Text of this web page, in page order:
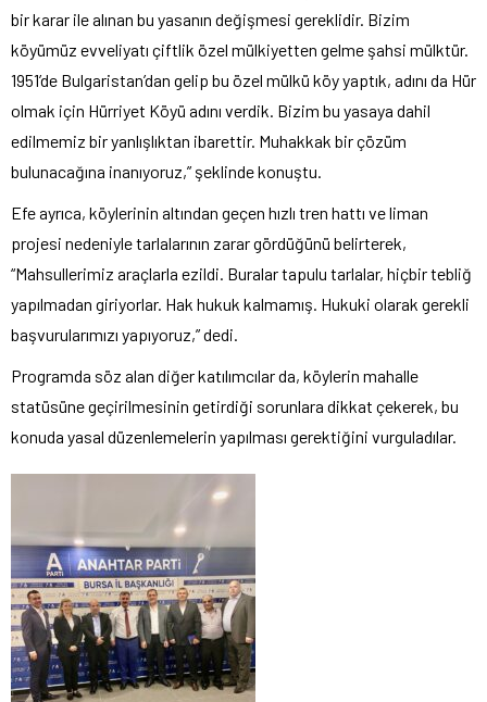
bir karar ile alınan bu yasanın değişmesi gereklidir. Bizim
köyümüz evveliyatı çiftlik özel mülkiyetten gelme şahsi mülktür.
1951’de Bulgaristan’dan gelip bu özel mülkü köy yaptık, adını da Hür
olmak için Hürriyet Köyü adını verdik. Bizim bu yasaya dahil
edilmemiz bir yanlışlıktan ibarettir. Muhakkak bir çözüm
bulunacağına inanıyoruz,” şeklinde konuştu.
Efe ayrıca, köylerinin altından geçen hızlı tren hattı ve liman
projesi nedeniyle tarlalarının zarar gördüğünü belirterek,
“Mahsullerimiz araçlarla ezildi. Buralar tapulu tarlalar, hiçbir tebliğ
yapılmadan giriyorlar. Hak hukuk kalmamış. Hukuki olarak gerekli
başvurularımızı yapıyoruz,” dedi.
Programda söz alan diğer katılımcılar da, köylerin mahalle
statüsüne geçirilmesinin getirdiği sorunlara dikkat çekerek, bu
konuda yasal düzenlemelerin yapılması gerektiğini vurguladılar.